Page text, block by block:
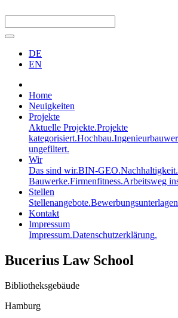
DE
EN
Home
Neuigkeiten
Projekte
Aktuelle Projekte.Projekte
kategorisiert.Hochbau.
ungefiltert.
Wir
Das sind wir.BIN-GEO.Nachhaltigkeit.
Bauwerke.Firmenfitness.Arbeitsweg
Stellen
Stellenangebote.
Kontakt
Impressum
Impressum.Datenschutzerklärung.
Bucerius Law School
Bibliotheksgebäude
Hamburg